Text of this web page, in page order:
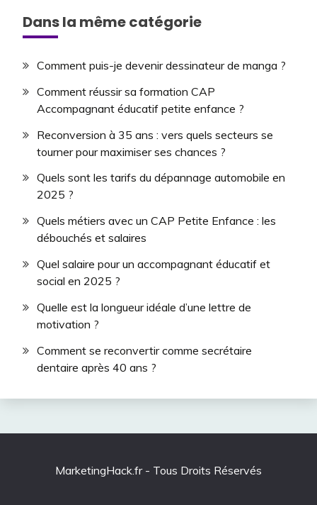
Dans la même catégorie
Comment puis-je devenir dessinateur de manga ?
Comment réussir sa formation CAP
Accompagnant éducatif petite enfance ?
Reconversion à 35 ans : vers quels secteurs se
tourner pour maximiser ses chances ?
Quels sont les tarifs du dépannage automobile en
2025 ?
Quels métiers avec un CAP Petite Enfance : les
débouchés et salaires
Quel salaire pour un accompagnant éducatif et
social en 2025 ?
Quelle est la longueur idéale d’une lettre de
motivation ?
Comment se reconvertir comme secrétaire
dentaire après 40 ans ?
MarketingHack.fr - Tous Droits Réservés